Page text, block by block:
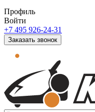
Профиль
Войти
+7 495 926-24-31
Заказать звонок